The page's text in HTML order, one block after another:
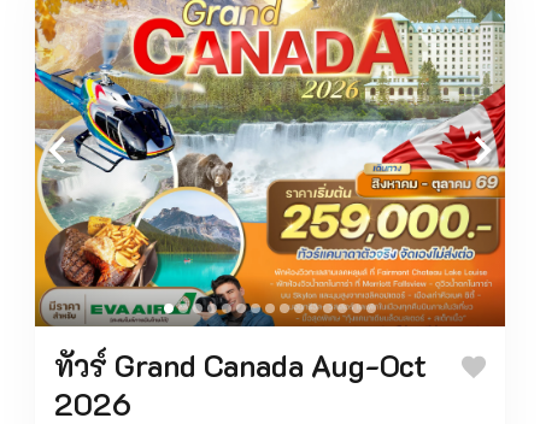
ทัวร์ Grand Canada Aug-Oct
2026